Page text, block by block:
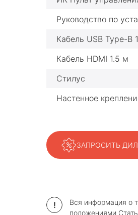
Руководство по
Кабель USB Type-B
Кабель HDMI 1.5 м
Стилус
Настенное
ЗАПРОСИТЬ
!
Вся информация о
положениями